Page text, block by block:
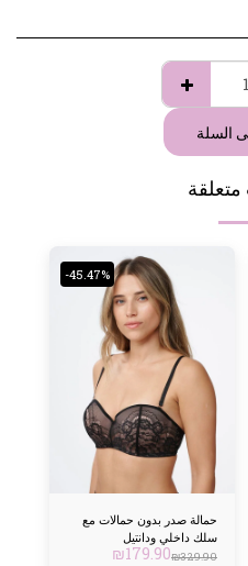
السلة
-45.47%
حمالة صدر بدون حمالات مع
سلك داخلي ودانتيل
₪329.90
₪179.90